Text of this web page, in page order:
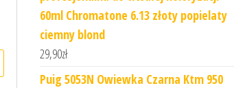
60ml Chromatone 6.13 złoty popielaty
ciemny blond
29,90zł
Puig 5053N Owiewka Czarna Ktm 950